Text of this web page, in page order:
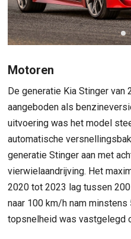
Motoren
De generatie Kia Stinger van
aangeboden als
uitvoering was het model
automatische
generatie Stinger aan met
vierwielaandrijving. Het
2020 tot 2023 lag tussen
naar 100 km/h nam
topsnelheid was vastgelegd